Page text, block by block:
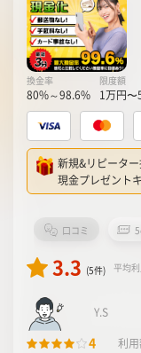
換金率
80%～98.6%
限度額
1万円〜
新規&リピータ
現金プレゼント
口コミ
3.3 (5件) 平均
Y.S
4 利